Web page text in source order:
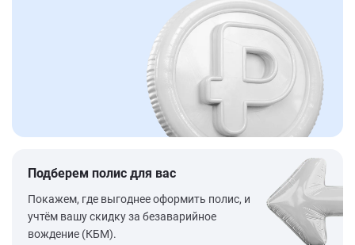
Подберем полис для вас
Покажем, где выгоднее оформить полис, и
учтём вашу скидку за безаварийное
вождение (КБМ).